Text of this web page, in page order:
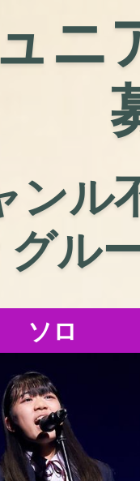
ニ
ンル
ル
ソロ